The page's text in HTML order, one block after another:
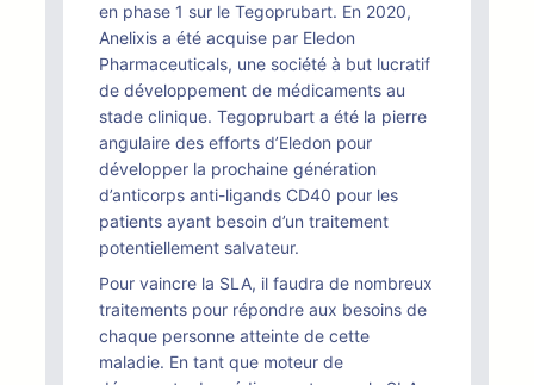
en phase 1 sur le Tegoprubart. En 2020,
Anelixis a été acquise par Eledon
Pharmaceuticals, une société à but lucratif
de développement de médicaments au
stade clinique. Tegoprubart a été la pierre
angulaire des efforts d’Eledon pour
développer la prochaine génération
d’anticorps anti-ligands CD40 pour les
patients ayant besoin d’un traitement
potentiellement salvateur.
Pour vaincre la SLA, il faudra de nombreux
traitements pour répondre aux besoins de
chaque personne atteinte de cette
maladie. En tant que moteur de